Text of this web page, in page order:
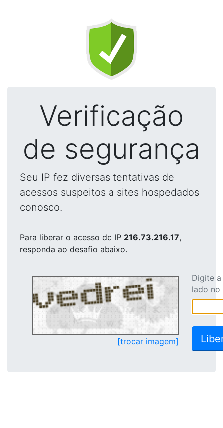
Verificação
de segurança
Seu IP fez diversas tentativas de
acessos suspeitos a sites hospedados
conosco.
Para liberar o acesso do IP 216.73.216.17,
responda ao desafio abaixo.
[trocar imagem]
Digite
lado no